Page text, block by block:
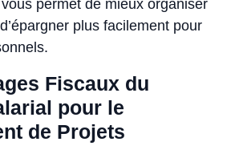
permet de mieux organiser
plus facilement pour
Fiscaux du
pour le
de Projets